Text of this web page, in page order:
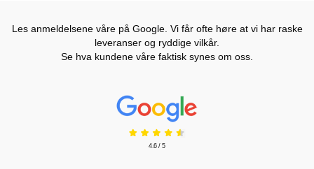
Les anmeldelsene våre på Google. Vi får ofte høre at vi har raske
leveranser og ryddige vilkår.
Se hva kundene våre faktisk synes om oss.
Prisjakt Vurdering: 4.6 Stjerne
4.6 / 5